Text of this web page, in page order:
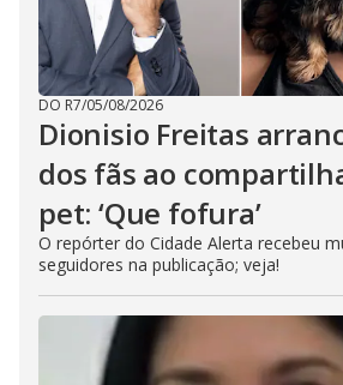
DO R7/05/08/2026
Dionisio Freitas
dos fãs ao
pet: ‘Que fofura’
O repórter do Cidade Alerta recebeu
seguidores na publicação; veja!